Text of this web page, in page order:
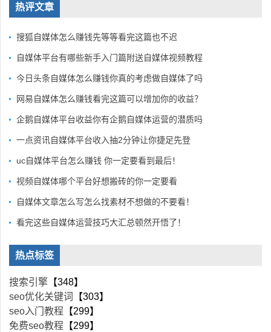
热评文章
搜狐自媒体怎么赚钱先等等看完这篇也不迟
自媒体平台有哪些新手入门篇附送自媒体视频教程
今日头条自媒体怎么赚钱你真的考虑做自媒体了吗
网易自媒体怎么赚钱看完这篇可以增加你的收益？
企鹅自媒体平台收益你有企鹅自媒体运营的潜质吗
一点资讯自媒体平台收入抽2分钟让你捷足先登
uc自媒体平台怎么赚钱 你一定要看到最后！
视频自媒体哪个平台好想搬砖的你一定要看
自媒体文章怎么写怎么找素材不想做的不要看！
看完这些自媒体运营技巧大汇总顿然开悟了！
热点标签
搜索引擎 【348】
seo优化关键词
【303】
seo入门教程 【299】
免费seo教程 【299】